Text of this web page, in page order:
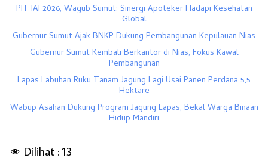
PIT IAI 2026, Wagub Sumut: Sinergi Apoteker Hadapi Kesehatan
Global
Gubernur Sumut Ajak BNKP Dukung Pembangunan Kepulauan Nias
Gubernur Sumut Kembali Berkantor di Nias, Fokus Kawal
Pembangunan
Lapas Labuhan Ruku Tanam Jagung Lagi Usai Panen Perdana 5,5
Hektare
Wabup Asahan Dukung Program Jagung Lapas, Bekal Warga Binaan
Hidup Mandiri
Dilihat : 13